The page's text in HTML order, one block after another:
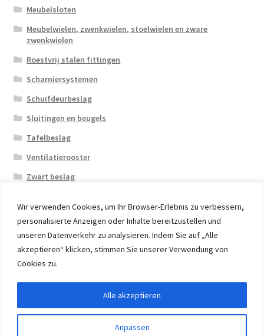
Wir verwenden Cookies, um Ihr Browser-Erlebnis zu verbessern,
personalisierte Anzeigen oder Inhalte bereitzustellen und
unseren Datenverkehr zu analysieren. Indem Sie auf „Alle
akzeptieren“ klicken, stimmen Sie unserer Verwendung von
Cookies zu.
Anpassen
Alle akzeptieren
Meubelsloten
Meubelwielen, zwenkwielen, stoelwielen en zware
zwenkwielen
Roestvrij stalen fittingen
Scharniersystemen
Schuifdeurbeslag
Sluitingen en beugels
Tafelbeslag
Ventilatierooster
Zwart beslag
© 2026 Eruon Trade UG, Germany, member of the ERUON